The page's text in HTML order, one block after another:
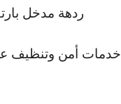
ردهة مدخل
خدمات أمن وتنظيف